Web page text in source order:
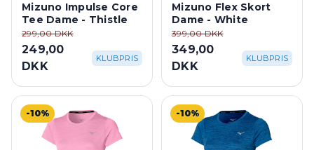
Mizuno Impulse Core
Tee Dame - Thistle
299,00 DKK
249,00
DKK
KLUBPRIS
Mizuno Flex Skort
Dame - White
399,00 DKK
349,00
DKK
KLUBPRIS
-10% -10%